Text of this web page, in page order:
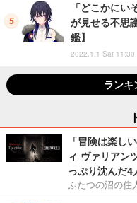
「どこかに
が見せる不思
鑑】
2022.1.1 Sat 11:30
ランキ
「冒険は楽し
ィ ヴァリアン
っぷり沈んだ4
ふたつの沼の住